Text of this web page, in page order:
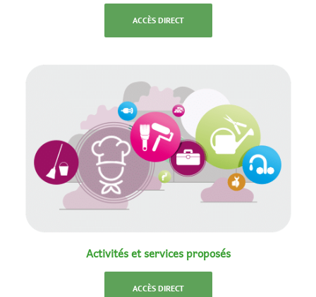
ACCÈS DIRECT
Activités et services proposés
ACCÈS DIRECT